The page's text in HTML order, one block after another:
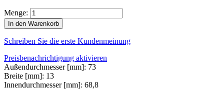
Menge:
In den Warenkorb
Schreiben Sie die erste Kundenmeinung
Preisbenachrichtigung aktivieren
Außendurchmesser [mm]: 73
Breite [mm]: 13
Innendurchmesser [mm]: 68,8